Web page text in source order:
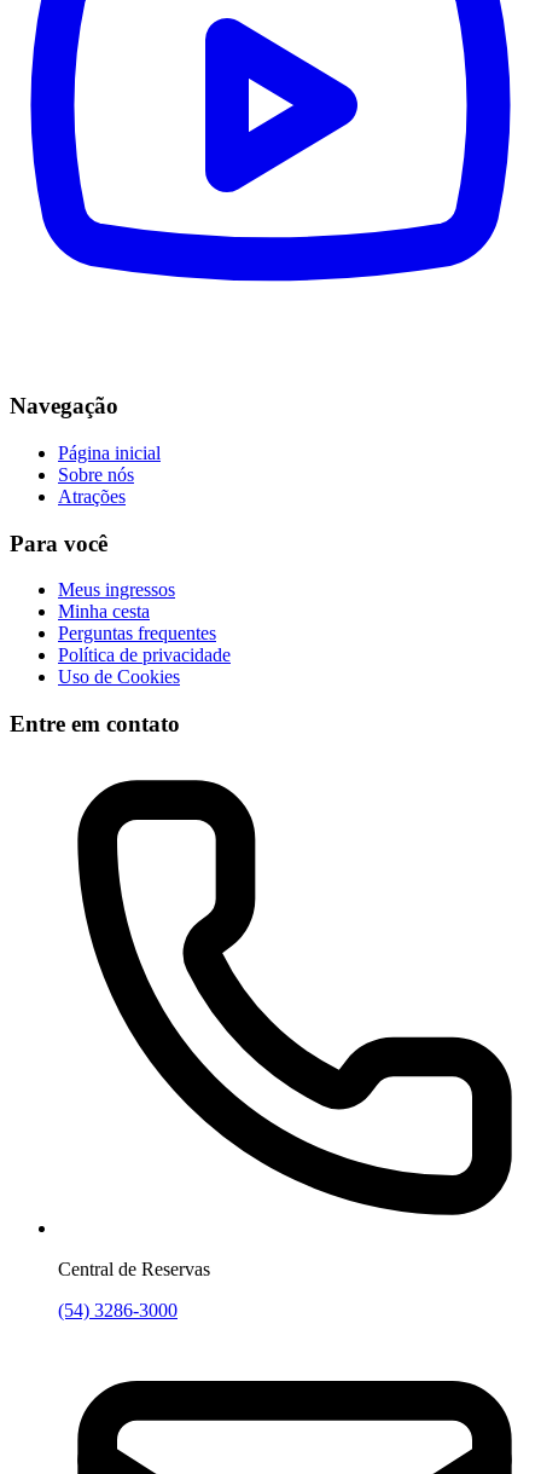
Navegação
Página inicial
Sobre nós
Atrações
Para você
Meus ingressos
Minha cesta
Perguntas frequentes
Política de privacidade
Uso de Cookies
Entre em contato
Central de Reservas
(54) 3286-3000